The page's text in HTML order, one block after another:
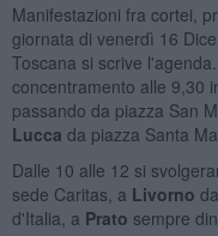
Manifestazioni fra cortei,
giornata di venerdì 16
Toscana si scrive
concentramento alle 9,30
passando da piazza San
Lucca da piazza Santa
Dalle 10 alle 12 si
sede Caritas, a Livorno
d'Italia, a Prato sempre